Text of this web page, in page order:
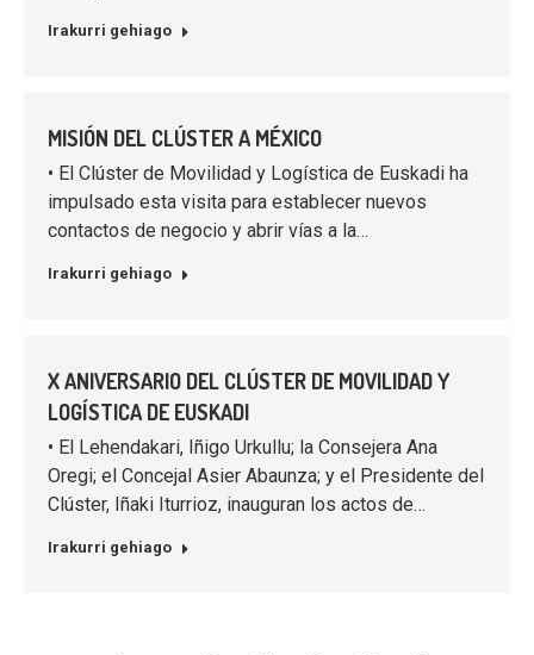
Irakurri gehiago
MISIÓN DEL CLÚSTER A MÉXICO
• El Clúster de Movilidad y Logística de Euskadi ha
impulsado esta visita para establecer nuevos
contactos de negocio y abrir vías a la…
Irakurri gehiago
X ANIVERSARIO DEL CLÚSTER DE MOVILIDAD Y
LOGÍSTICA DE EUSKADI
• El Lehendakari, Iñigo Urkullu; la Consejera Ana
Oregi; el Concejal Asier Abaunza; y el Presidente del
Clúster, Iñaki Iturrioz, inauguran los actos de…
Irakurri gehiago